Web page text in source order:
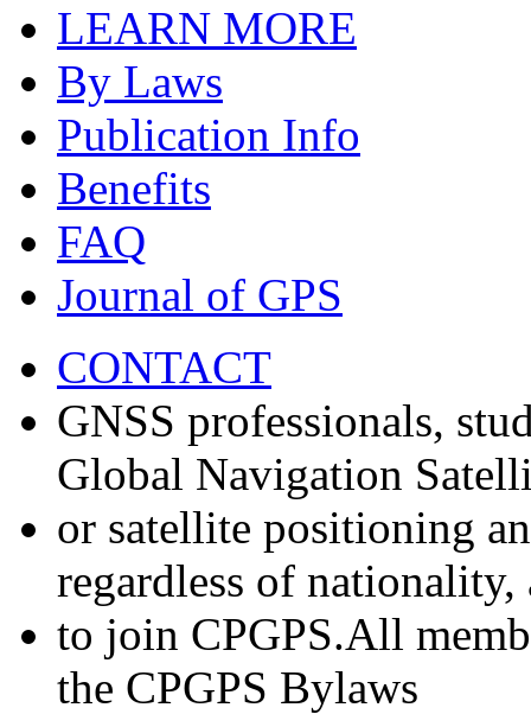
LEARN MORE
By Laws
Publication Info
Benefits
FAQ
Journal of GPS
CONTACT
GNSS professionals,
Global Navigation
or satellite positioning
regardless of nationality,
to join CPGPS.All
the CPGPS Bylaws